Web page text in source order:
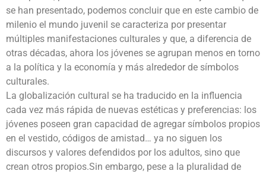
se han presentado, podemos concluir que en este cambio de
milenio el mundo juvenil se caracteriza por presentar
múltiples manifestaciones culturales y que, a diferencia de
otras décadas, ahora los jóvenes se agrupan menos en torno
a la política y la economía y más alrededor de símbolos
culturales.
La globalización cultural se ha traducido en la influencia
cada vez más rápida de nuevas estéticas y preferencias: los
jóvenes poseen gran capacidad de agregar símbolos propios
en el vestido, códigos de amistad… ya no siguen los
discursos y valores defendidos por los adultos, sino que
crean otros propios.Sin embargo, pese a la pluralidad de